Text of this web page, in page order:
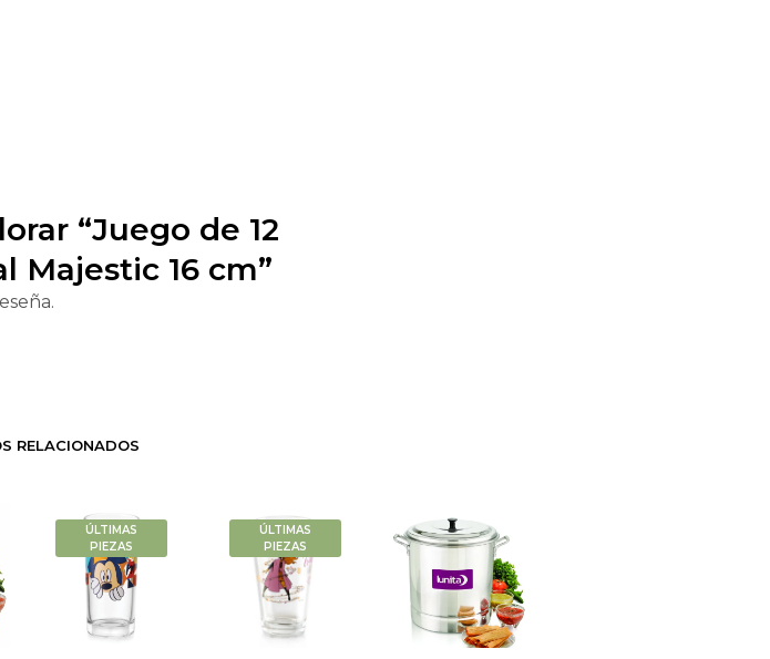
“Juego de 12
Majestic 16 cm”
RELACIONADOS
ÚLTIMAS
PIEZAS
ÚLTIMAS
PIEZAS